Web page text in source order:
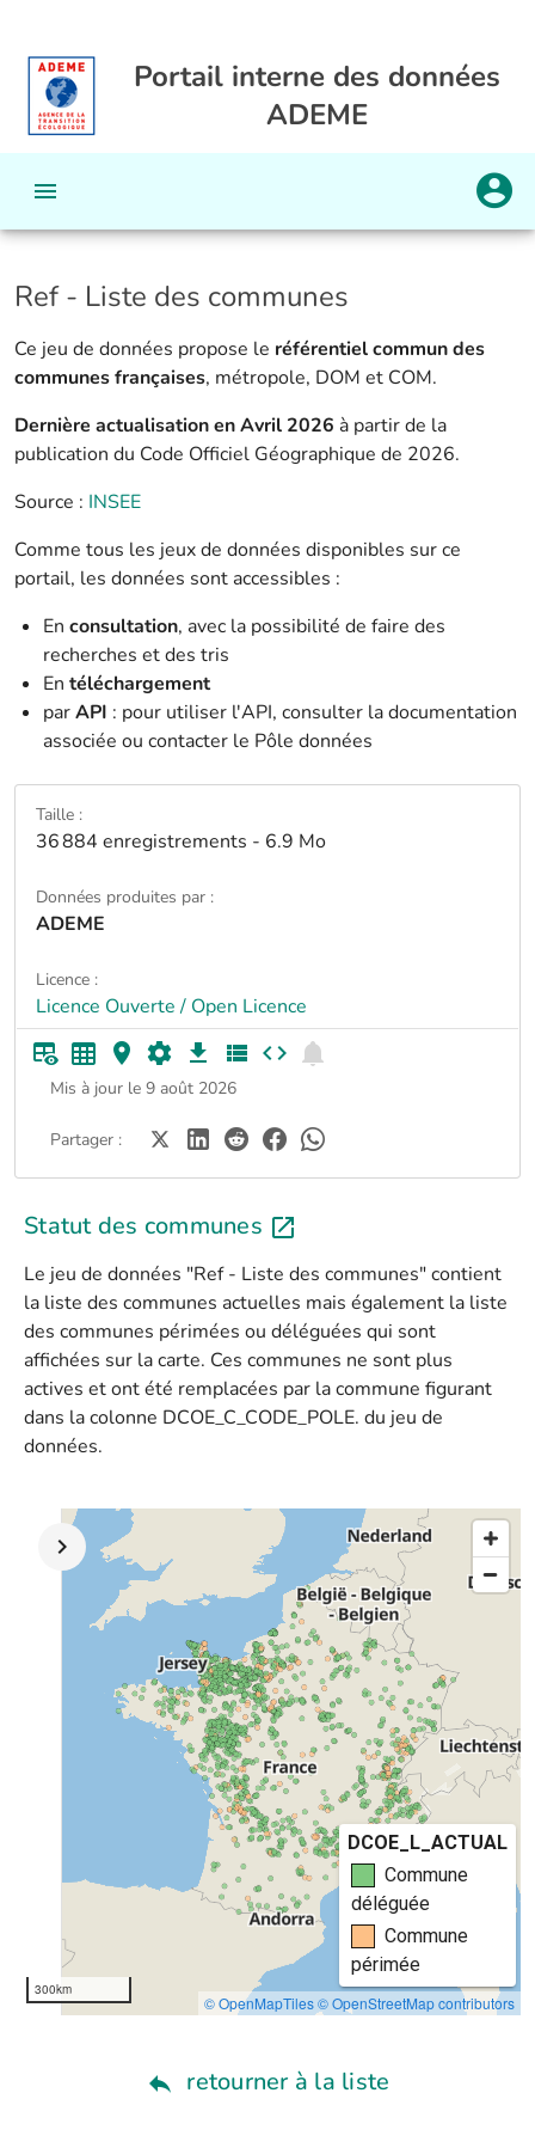
Portail interne des données
ADEME
Ref - Liste des communes
Ce jeu de données propose le référentiel commun des
communes françaises, métropole, DOM et COM.
Dernière actualisation en Avril 2026 à partir de la
publication du Code Officiel Géographique de 2026.
Source : INSEE
Comme tous les jeux de données disponibles sur ce
portail, les données sont accessibles :
En consultation, avec la possibilité de faire des
recherches et des tris
En téléchargement
parAPI : pour utiliser l'API, consulter la documentation
associée ou contacter le Pôle données
Taille :
36 884 enregistrements - 6.9 Mo
Données produites par :
ADEME
Licence :
Licence Ouverte / Open Licence
Mis à jour le 9 août 2026
Partager :
Statut des communes
Le jeu de données "Ref - Liste des communes" contient
la liste des communes actuelles mais également la liste
des communes périmées ou déléguées qui sont
affichées sur la carte. Ces communes ne sont plus
actives et ont été remplacées par la commune figurant
dans la colonne DCOE_C_CODE_POLE. du jeu de
données.
retourner à la liste